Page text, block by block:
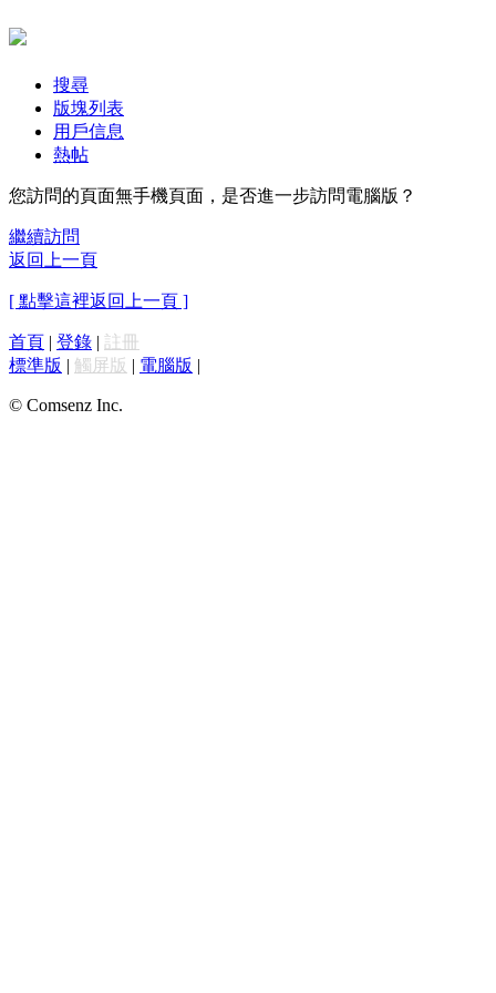
搜尋
版塊列表
用戶信息
熱帖
您訪問的頁面無手機頁面，是否進一步訪問電腦版？
繼續訪問
返回上一頁
[ 點擊這裡返回上一頁 ]
首頁 | 登錄 | 註冊
標準版 | 觸屏版 | 電腦版 |
© Comsenz Inc.